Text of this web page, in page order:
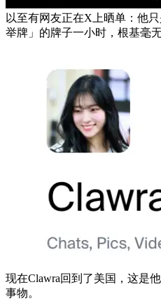
以至有网友正在X上晒单：他
举牌」的牌子一小时，根基毫
现在Clawra回到了美国，这是
事物。